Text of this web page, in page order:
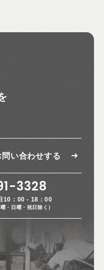
問い合わせする
3328
10：00 - 18：00
曜・日曜・祝日除く）